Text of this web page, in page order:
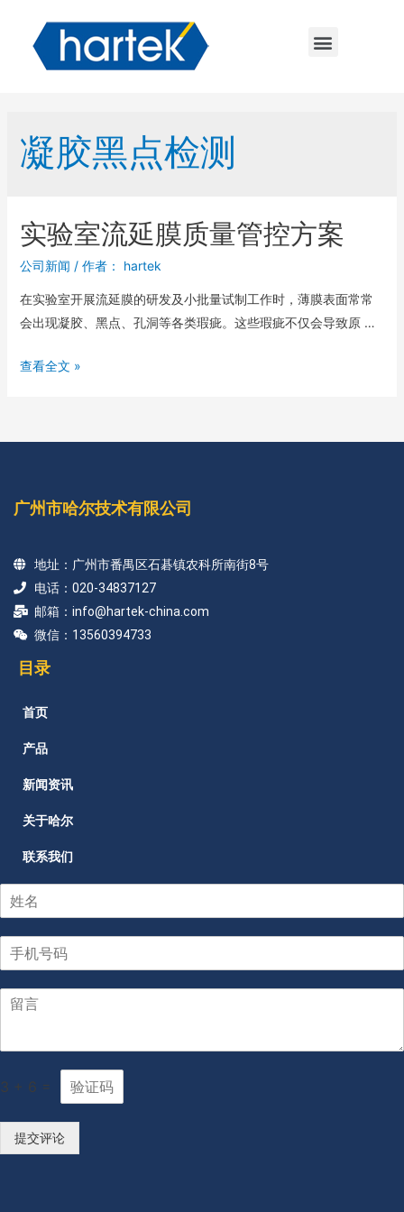
凝胶黑点检测
实验室流延膜质量管控方案
公司新闻 / 作者： hartek
在实验室开展流延膜的研发及小批量试制工作时，薄膜表面常常
会出现凝胶、黑点、孔洞等各类瑕疵。这些瑕疵不仅会导致原 …
查看全文 »
广州市哈尔技术有限公司
地址：广州市番禺区石碁镇农科所南街8号
电话：020-34837127
邮箱：info@hartek-china.com
微信：13560394733
目录
首页
产品
新闻资讯
关于哈尔
联系我们
3 + 6 =
提交评论